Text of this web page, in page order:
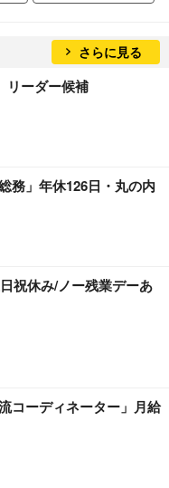
さらに見る
リーダー候補
務」年休126日・丸の内
祝休み/ノー残業デーあ
コーディネーター」月給